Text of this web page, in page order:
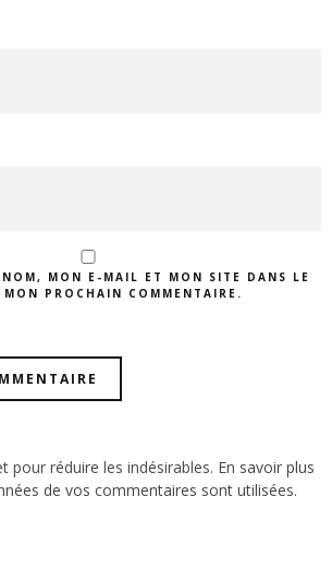
NOM, MON E-MAIL ET MON SITE DANS LE
PROCHAIN COMMENTAIRE.
pour réduire les indésirables. En savoir plus
de vos commentaires sont utilisées.